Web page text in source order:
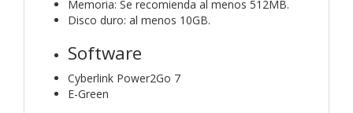
Memoria: Se recomienda al menos 512MB.
Disco duro: al menos 10GB.
Software
Cyberlink Power2Go 7
E-Green